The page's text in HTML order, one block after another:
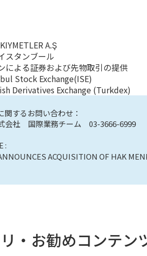
A.Ş
スタンブール
による証券および先物取引の提供
Stock Exchange(ISE)
Derivatives Exchange (Turkdex)
するお問い合わせ：
会社 国際業務チーム 03-3666-6999
:
ACQUISITION OF HAK
・お勧めコンテン